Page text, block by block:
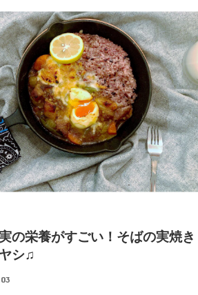
の栄養がすごい！そばの実焼き
シ♫